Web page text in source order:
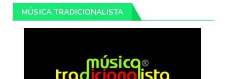
MÚSICA TRADICIONALISTA